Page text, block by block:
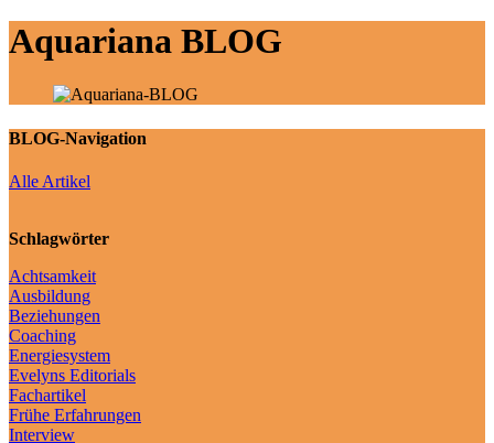
Aquariana BLOG
BLOG-Navigation
Alle Artikel
Schlagwörter
Achtsamkeit
Ausbildung
Beziehungen
Coaching
Energiesystem
Evelyns Editorials
Fachartikel
Frühe Erfahrungen
Interview